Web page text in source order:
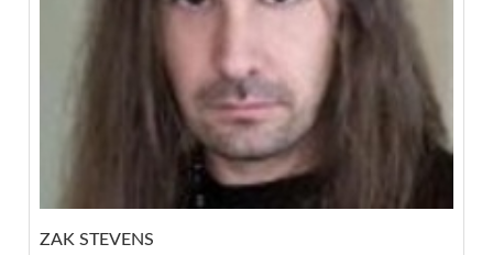
ZAK STEVENS